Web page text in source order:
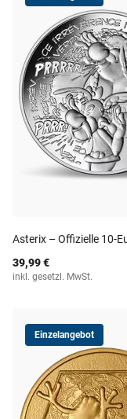
Asterix – Offizielle 10-
39,99 €
inkl. gesetzl. MwSt.
Einzelangebot